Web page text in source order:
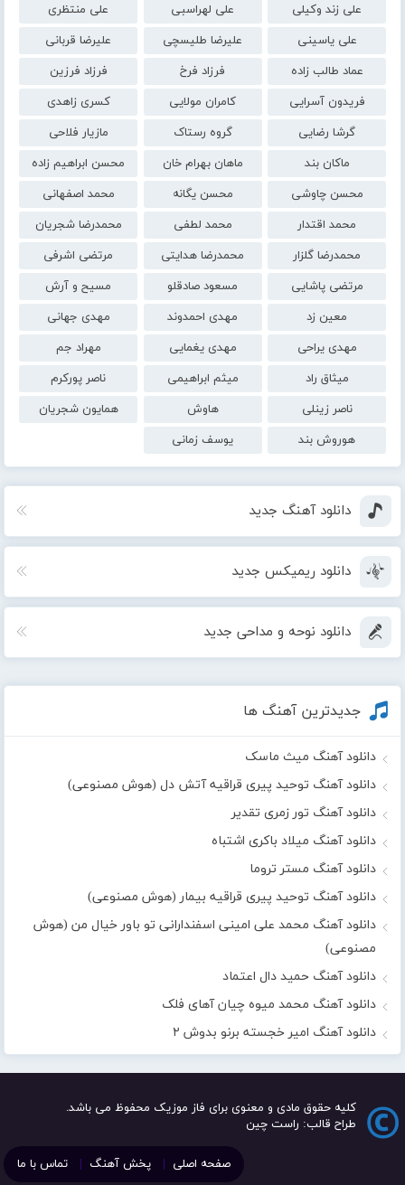
علی زند وکیلی
علی لهراسبی
علی منتظری
علی یاسینی
علیرضا طلیسچی
علیرضا قربانی
عماد طالب زاده
فرزاد فرخ
فرزاد فرزین
فریدون آسرایی
کامران مولایی
کسری زاهدی
گرشا رضایی
گروه رستاک
مازیار فلاحی
ماکان بند
ماهان بهرام خان
محسن ابراهیم زاده
محسن چاوشی
محسن یگانه
محمد اصفهانی
محمد اقتدار
محمد لطفی
محمدرضا شجریان
محمدرضا گلزار
محمدرضا هدایتی
مرتضی اشرفی
مرتضی پاشایی
مسعود صادقلو
مسیح و آرش
معین زد
مهدی احمدوند
مهدی جهانی
مهدی یراحی
مهدی یغمایی
مهراد جم
میثاق راد
میثم ابراهیمی
ناصر پورکرم
ناصر زینلی
هاوش
همایون شجریان
هوروش بند
یوسف زمانی
دانلود آهنگ جدید
دانلود ریمیکس جدید
دانلود نوحه و مداحی جدید
جدیدترین آهنگ ها
دانلود آهنگ میث ماسک
دانلود آهنگ توحید پیری قراقیه آتش دل (هوش مصنوعی)
دانلود آهنگ تور زمری تقدیر
دانلود آهنگ میلاد باکری اشتباه
دانلود آهنگ مستر تروما
دانلود آهنگ توحید پیری قراقیه بیمار (هوش مصنوعی)
دانلود آهنگ محمد علی امینی اسفندارانی تو باور خیال من (هوش
مصنوعی)
دانلود آهنگ حمید دال اعتماد
دانلود آهنگ محمد میوه چیان آهای فلک
دانلود آهنگ امیر خجسته برنو بدوش ۲
کلیه حقوق مادی و معنوی برای فاز موزیک محفوظ می باشد.
طراح قالب: راست چین
صفحه اصلی پخش آهنگ تماس با ما